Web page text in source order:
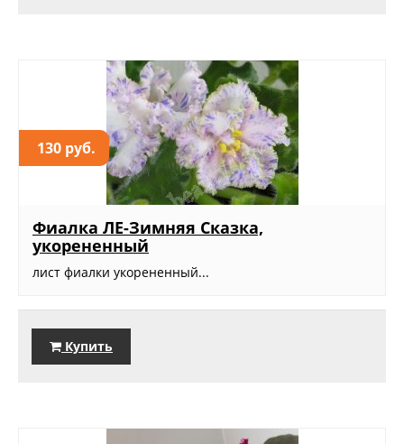
130 руб.
Фиалка ЛЕ-Зимняя Сказка,
укорененный
лист фиалки укорененный...
Купить